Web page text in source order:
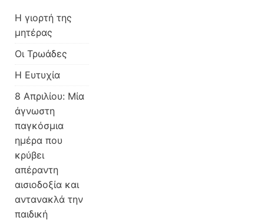
Η γιορτή της
μητέρας
Οι Τρωάδες
Η Ευτυχία
8 Απριλίου: Μία
άγνωστη
παγκόσμια
ημέρα που
κρύβει
απέραντη
αισιοδοξία και
αντανακλά την
παιδική